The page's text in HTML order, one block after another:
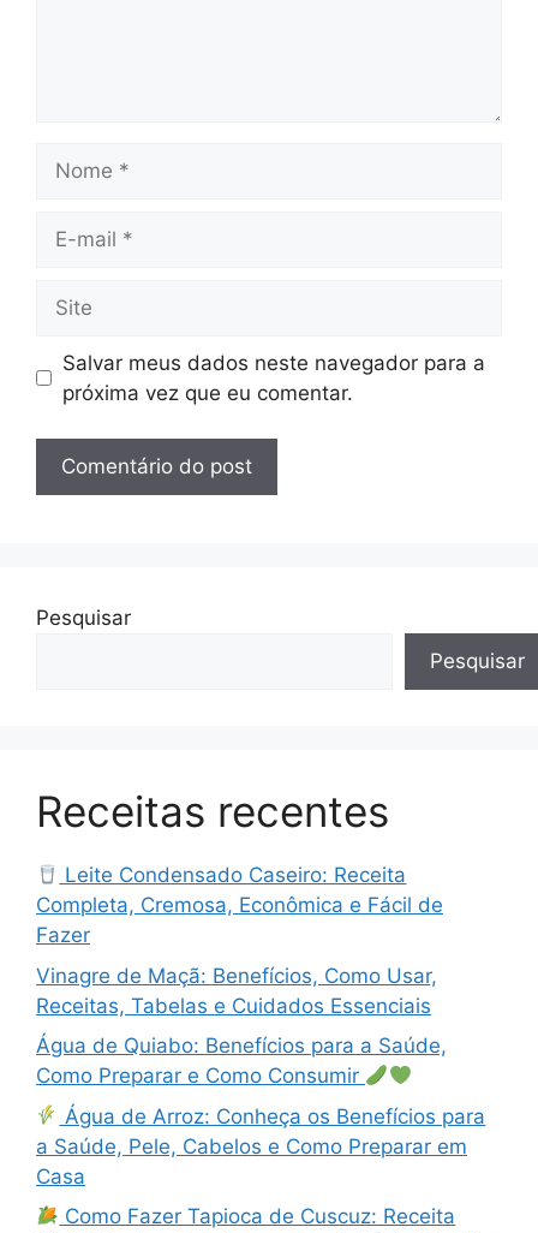
mail
Salvar meus dados neste navegador para a
próxima vez que eu comentar.
Pesquisar
Pesquisar
Receitas recentes
Leite Condensado Caseiro: Receita
Completa, Cremosa, Econômica e Fácil de
Fazer
Vinagre de Maçã: Benefícios, Como Usar,
Receitas, Tabelas e Cuidados Essenciais
Água de Quiabo: Benefícios para a Saúde,
Como Preparar e Como Consumir
Água de Arroz: Conheça os Benefícios para
a Saúde, Pele, Cabelos e Como Preparar em
Casa
Como Fazer Tapioca de Cuscuz: Receita